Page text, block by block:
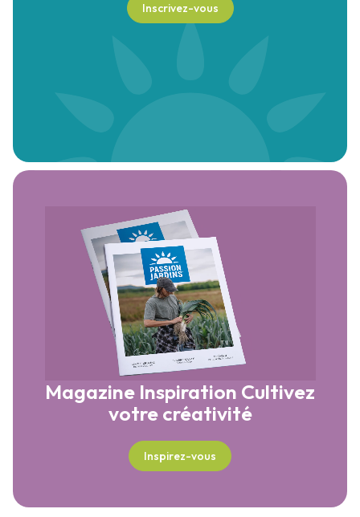
Inscrivez-vous
Magazine Inspiration Cultivez
votre créativité
Inspirez-vous